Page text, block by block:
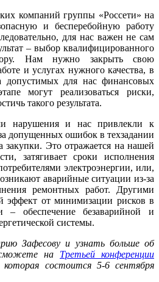
компаний группы «Россети» на
и бесперебойную работу
для нас важен не сам
– выбор квалифицированного
Нам нужно закрыть свою
и услугах нужного качества, в
допустимых для нас финансовых
могут реализоваться риски,
такого результата.
нарушения и нас привлекли к
допущенных ошибок в техзадании
закупки. Это отражается на нашей
затягивает сроки исполнения
электроэнергии, или,
аварийные ситуации из-за
ремонтных работ. Другими
эффект от минимизации рисков в
– обеспечение безаварийной и
системы.
Зафесову и узнать больше об
на Третьей конференции
, которая состоится 5-6 сентября